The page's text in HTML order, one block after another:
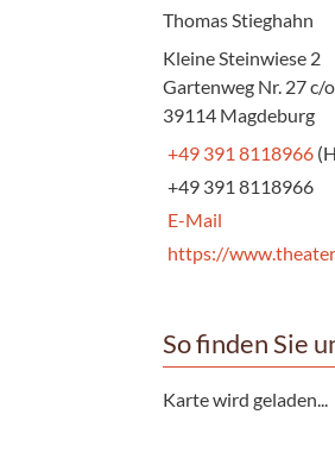
Thomas Stieghahn
Kleine Steinwiese 2
Gartenweg Nr. 27 c/
39114 Magdeburg
+49 391 8118966
+49 391 8118966
E-Mail
https://
So finden Sie
Karte wird geladen...